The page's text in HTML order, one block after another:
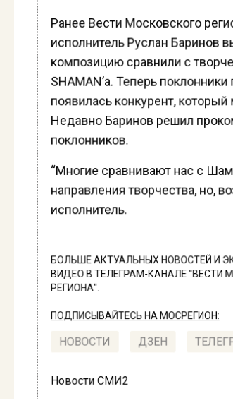
Ранее Вести Московского
исполнитель Руслан Баринов
композицию сравнили с
SHAMAN’a. Теперь
появилась конкурент,
Недавно Баринов решил
поклонников.
“Многие сравнивают нас с
направления творчества, но,
исполнитель.
БОЛЬШЕ АКТУАЛЬНЫХ НОВОСТЕЙ И
ВИДЕО В ТЕЛЕГРАМ-КАНАЛЕ "ВЕСТИ
РЕГИОНА".
ПОДПИСЫВАЙТЕСЬ НА МОСРЕГИОН:
НОВОСТИ ДЗЕН
Новости СМИ2